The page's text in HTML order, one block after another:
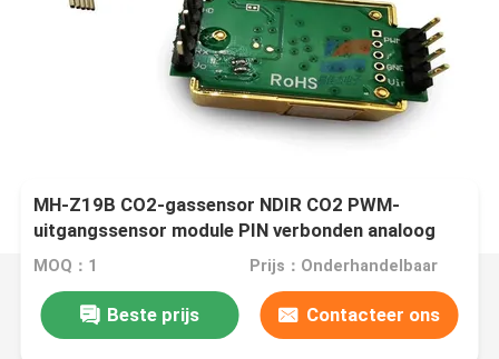
MH-Z19B CO2-gassensor NDIR CO2 PWM-
uitgangssensor module PIN verbonden analoog
MOQ：1 Prijs：Onderhandelbaar
Beste prijs Contacteer ons